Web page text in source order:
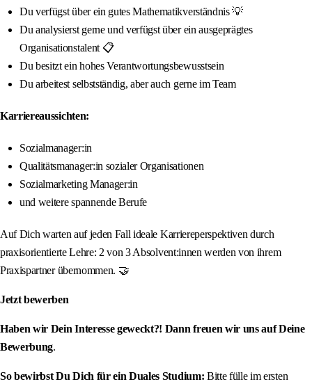
Du verfügst über ein gutes Mathematikverständnis 💡
Du analysierst gerne und verfügst über ein ausgeprägtes
Organisationstalent 📋
Du besitzt ein hohes Verantwortungsbewusstsein
Du arbeitest selbstständig, aber auch gerne im Team
Karriereaussichten:
Sozialmanager:in
Qualitätsmanager:in sozialer Organisationen
Sozialmarketing Manager:in
und weitere spannende Berufe
Auf Dich warten auf jeden Fall ideale Karriereperspektiven durch
praxisorientierte Lehre: 2 von 3 Absolvent:innen werden von ihrem
Praxispartner übernommen. 🤝
Jetzt bewerben
Haben wir Dein Interesse geweckt?! Dann freuen wir uns auf Deine
Bewerbung.
So bewirbst Du Dich für ein Duales Studium: Bitte fülle im ersten